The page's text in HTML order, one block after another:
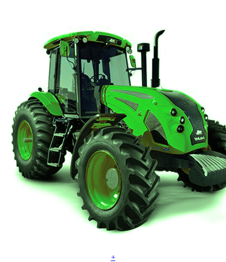
+